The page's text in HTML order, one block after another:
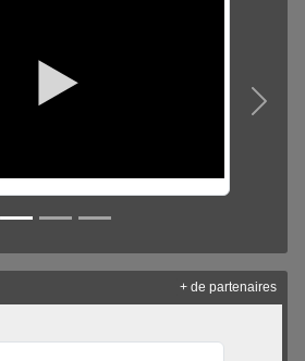
+ de partenaires